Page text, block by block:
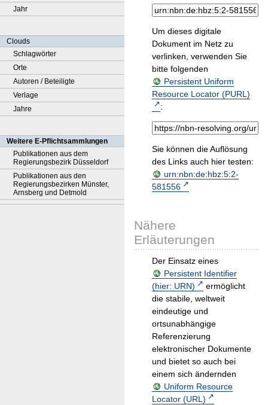
Jahr
Clouds
Schlagwörter
Orte
Autoren / Beteiligte
Verlage
Jahre
Weitere E-Pflichtsammlungen
Publikationen aus dem
Regierungsbezirk Düsseldorf
Publikationen aus den
Regierungsbezirken Münster,
Arnsberg und Detmold
Um dieses digitale
Dokument im Netz zu
verlinken, verwenden Sie
bitte folgenden
Persistent Uniform
Resource Locator (PURL)
:
Sie können die Auflösung
des Links auch hier testen:
urn:nbn:de:hbz:5:2-
581556
Nähere
Erläuterungen
Der Einsatz eines
Persistent Identifier
(hier: URN)
ermöglicht
die stabile, weltweit
eindeutige und
ortsunabhängige
Referenzierung
elektronischer Dokumente
und bietet so auch bei
einem sich ändernden
Uniform Resource
Locator (URL)